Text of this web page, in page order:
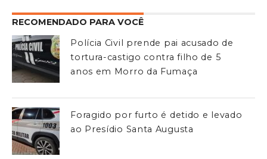
RECOMENDADO PARA VOCÊ
Polícia Civil prende pai acusado de
tortura-castigo contra filho de 5
anos em Morro da Fumaça
Foragido por furto é detido e levado
ao Presídio Santa Augusta